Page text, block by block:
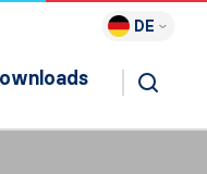
DE